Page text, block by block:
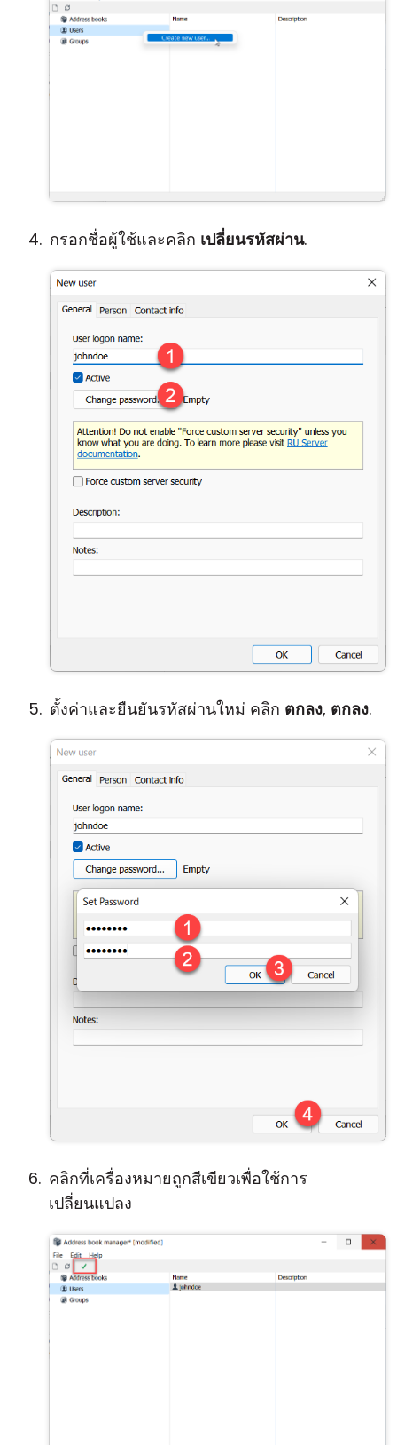
กรอกชื่อผู้ใช้และคลิก เปลี่ยนรหัสผ่าน.
ตั้งค่าและยืนยันรหัสผ่านใหม่ คลิก ตกลง, ตกลง.
คลิกที่เครื่องหมายถูกสีเขียวเพื่อใช้การ
เปลี่ยนแปลง